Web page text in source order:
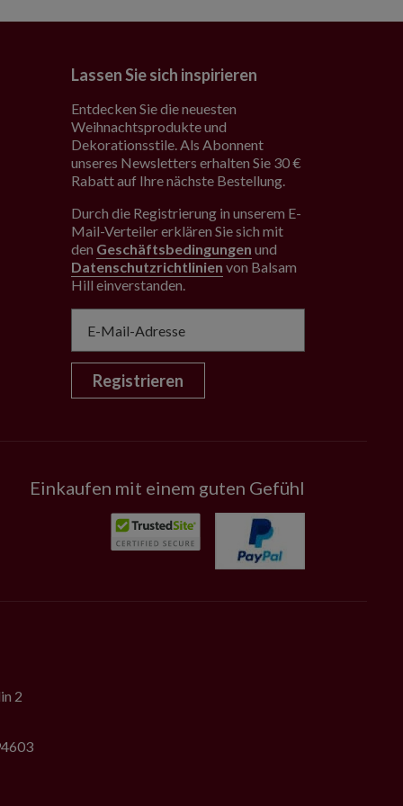
Lassen Sie sich inspirieren
Entdecken Sie die neuesten
Weihnachtsprodukte und
Dekorationsstile. Als Abonnent
unseres Newsletters erhalten Sie 30 €
Rabatt auf Ihre nächste Bestellung.
Durch die Registrierung in unserem E-
Mail-Verteiler erklären Sie sich mit
den Geschäftsbedingungen und
Datenschutzrichtlinien von Balsam
Hill einverstanden.
Registrieren
Einkaufen mit einem guten Gefühl
2